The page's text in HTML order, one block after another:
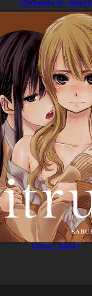
Dimension W – Band 6
Citrus – Band 1